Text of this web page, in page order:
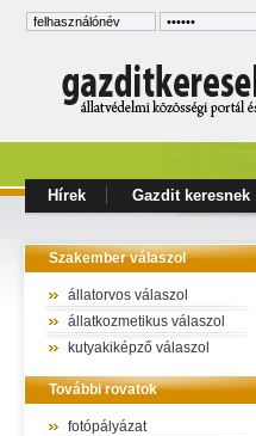
Hírek Gazdit keresnek
Szakember válaszol
állatorvos válaszol
állatkozmetikus válaszol
kutyakiképző válaszol
További rovatok
fotópályázat